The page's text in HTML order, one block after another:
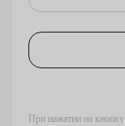
При нажатии на кнопку